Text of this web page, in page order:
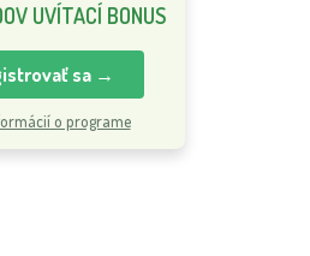
UVÍTACÍ BONUS
sa →
o programe